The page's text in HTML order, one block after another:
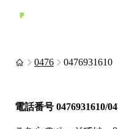
0476 0476931610
電話番号 0476931610/